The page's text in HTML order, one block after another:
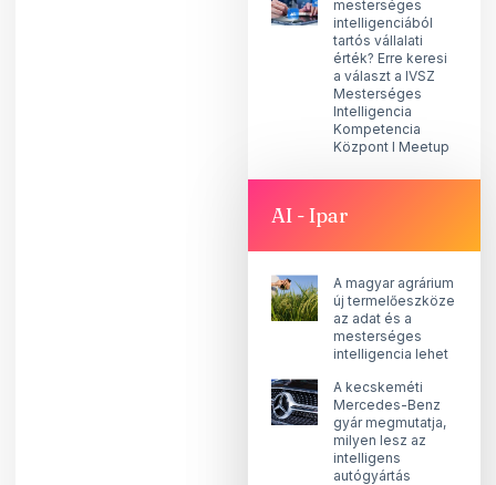
mesterséges
intelligenciából
tartós vállalati
érték? Erre keresi
a választ a IVSZ
Mesterséges
Intelligencia
Kompetencia
Központ I Meetup
AI - Ipar
A magyar agrárium
új termelőeszköze
az adat és a
mesterséges
intelligencia lehet
A kecskeméti
Mercedes-Benz
gyár megmutatja,
milyen lesz az
intelligens
autógyártás